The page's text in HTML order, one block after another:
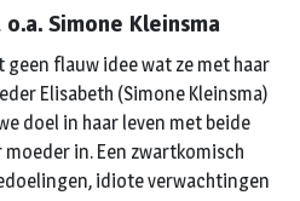
Simone Kleinsma
geen flauw idee wat ze met haar
Elisabeth (Simone Kleinsma)
doel in haar leven met beide
in. Een zwartkomisch
idiote verwachtingen